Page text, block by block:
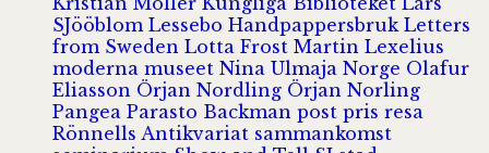
SJööblom Lessebo Handpappersbruk Letters
from Sweden Lotta Frost Martin Lexelius
moderna museet Nina Ulmaja Norge Olafur
Eliasson Örjan Nordling Örjan Norling
Pangea Parasto Backman post pris resa
Rönnells Antikvariat sammankomst